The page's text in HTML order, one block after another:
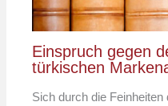
Einspruch gegen
türkischen
Sich durch die